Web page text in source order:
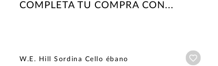
COMPLETA TU COMPRA CON...
W.E. Hill Sordina Cello ébano